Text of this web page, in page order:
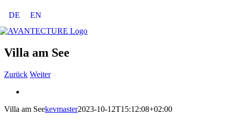
Inhalt
springen
DE EN
Villa am See
Zurück Weiter
Image
Villa am Seekevmaster2023-10-12T15:12:08+02:00